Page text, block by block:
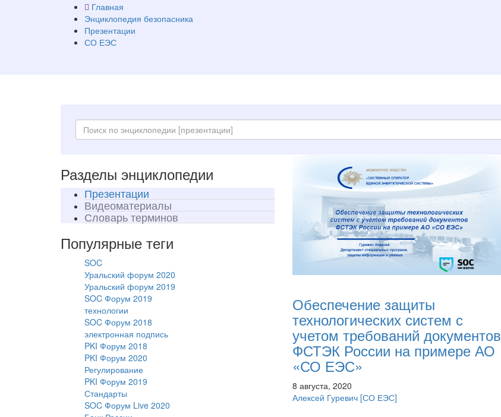
Главная
Энциклопедия безопасника
Презентации
СО ЕЭС
Разделы энциклопедии
Презентации
Видеоматериалы
Словарь терминов
Популярные теги
SOC
Уральский форум 2020
Уральский форум 2019
SOC Форум 2019
технологии
SOC Форум 2018
электронная подпись
PKI Форум 2018
PKI Форум 2020
Регулирование
PKI Форум 2019
Стандарты
SOC Форум Live 2020
Обеспечение защиты
технологических систем с
учетом требований документов
ФСТЭК России на примере АО
«СО ЕЭС»
8 августа, 2020
Алексей Гуревич [СО ЕЭС]